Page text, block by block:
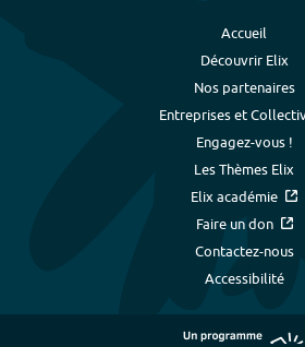
Accueil
Découvrir Elix
Nos partenaires
Entreprises et
Engagez-vous !
Les Thèmes Elix
Elix académie
Faire un don
Contactez-nous
Accessibilité